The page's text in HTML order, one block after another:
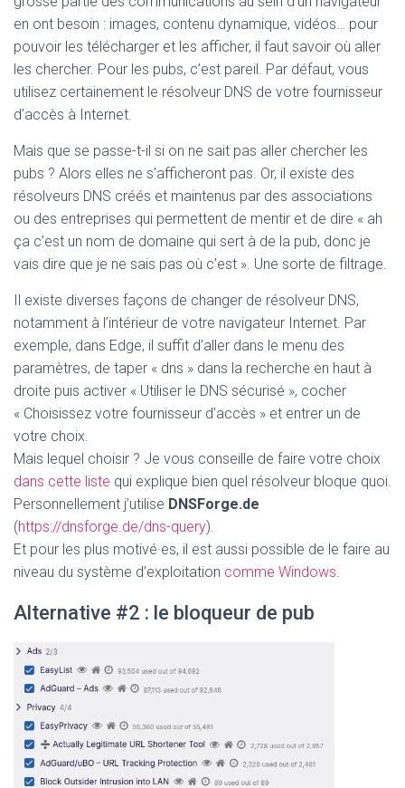
en ont besoin : images, contenu dynamique, vidéos… pour
pouvoir les télécharger et les afficher, il faut savoir où aller
les chercher. Pour les pubs, c’est pareil. Par défaut, vous
utilisez certainement le résolveur DNS de votre fournisseur
d’accès à Internet.
Mais que se passe-t-il si on ne sait pas aller chercher les
pubs ? Alors elles ne s’afficheront pas. Or, il existe des
résolveurs DNS créés et maintenus par des associations
ou des entreprises qui permettent de mentir et de dire « ah
ça c’est un nom de domaine qui sert à de la pub, donc je
vais dire que je ne sais pas où c’est ». Une sorte de filtrage.
Il existe diverses façons de changer de résolveur DNS,
notamment à l’intérieur de votre navigateur Internet. Par
exemple, dans Edge, il suffit d’aller dans le menu des
paramètres, de taper « dns » dans la recherche en haut à
droite puis activer « Utiliser le DNS sécurisé », cocher
« Choisissez votre fournisseur d’accès » et entrer un de
votre choix.
Mais lequel choisir ? Je vous conseille de faire votre choix
dans cette liste qui explique bien quel résolveur bloque quoi.
Personnellement j’utilise DNSForge.de
(https://dnsforge.de/dns-query).
Et pour les plus motivé·es, il est aussi possible de le faire au
niveau du système d’exploitation comme Windows.
Alternative #2 : le bloqueur de pub